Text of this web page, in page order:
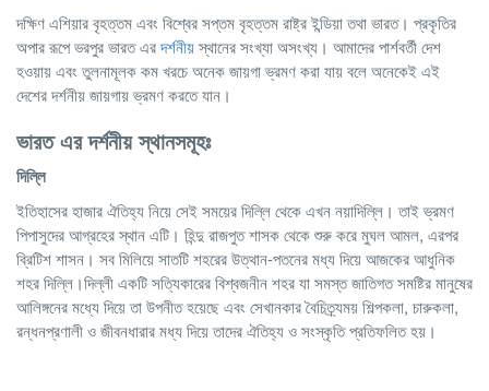
দক্ষিণ এশিয়ার বৃহত্তম এবং বিশ্বের সপ্তম বৃহত্তম রাষ্ট্র ইন্ডিয়া তথা ভারত। প্রকৃতির
অপার রূপে ভরপুর ভারত এরদর্শনীয়স্থানের সংখ্যা অসংখ্য। আমাদের পার্শবর্তী দেশ
হওয়ায় এবং তুলনামূলক কম খরচে অনেক জায়গা ভ্রমণ করা যায় বলে অনেকেই এই
দেশের দর্শনীয় জায়গায় ভ্রমণ করতে যান।
ভারত এর দর্শনীয় স্থানসমূহঃ
দিল্লি
ইতিহাসের হাজার ঐতিহ্য নিয়ে সেই সময়ের দিল্লি থেকে এখন নয়াদিল্লি। তাই ভ্রমণ
পিপাসুদের আগ্রহের স্থান এটি। হিন্দু রাজপুত শাসক থেকে শুরু করে মুঘল আমল, এরপর
ব্রিটিশ শাসন। সব মিলিয়ে সাতটি শহরের উত্থান-পতনের মধ্য দিয়ে আজকের আধুনিক
শহর দিল্লি।দিল্লী একটি সত্যিকারের বিশ্বজনীন শহর যা সমস্ত জাতিগত সমষ্টির মানুষের
আলিঙ্গনের মধ্যে দিয়ে তা উপনীত হয়েছে এবং সেখানকার বৈচিত্র্যময় শিল্পকলা, চারুকলা,
রন্ধনপ্রণালী ও জীবনধারার মধ্য দিয়ে তাদের ঐতিহ্য ও সংস্কৃতি প্রতিফলিত হয়।